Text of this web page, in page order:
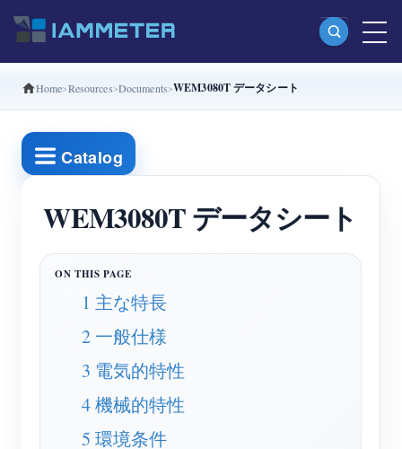
製品
単相Wi-Fiエネルギーメーター（WEM3080）
分相Wi-Fiエネルギーメーター（WEM2067）
三相Wi-Fiエネルギーメーター（WEM3080T）
三相Wi-Fiエネルギーメーター（WEM3046T）
三相Wi-Fiエネルギーメーター（WEM3050T）
WiFi電力コントローラー
IAMMETER Cloud Pro
セルフホスティングサービス
EV充電器
IAMMETER シミュレーター
Home Resources Documents WEM3080T データシート
Catalog
WEM3080T データシート
1 主な特長
2 一般仕様
3 電気的特性
4 機械的特性
5 環境条件